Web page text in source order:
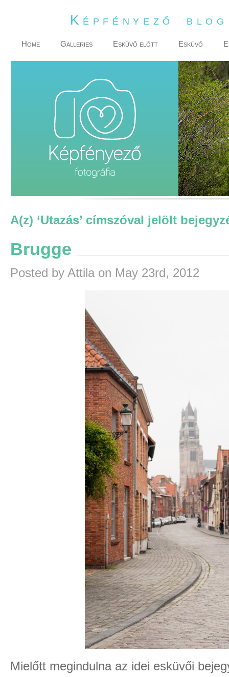
Képfényező
Home Galleries Esküvő előtt Esküvő
A(z) ‘Utazás’ címszóval jelölt
Brugge
Posted by Attila on May 23rd, 2012
Mielőtt megindulna az idei esküvői